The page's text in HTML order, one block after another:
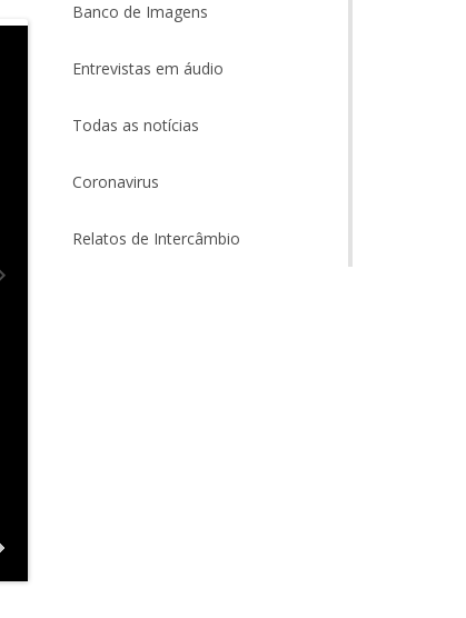
Banco de Imagens
Entrevistas em áudio
Todas as notícias
Coronavirus
Relatos de Intercâmbio